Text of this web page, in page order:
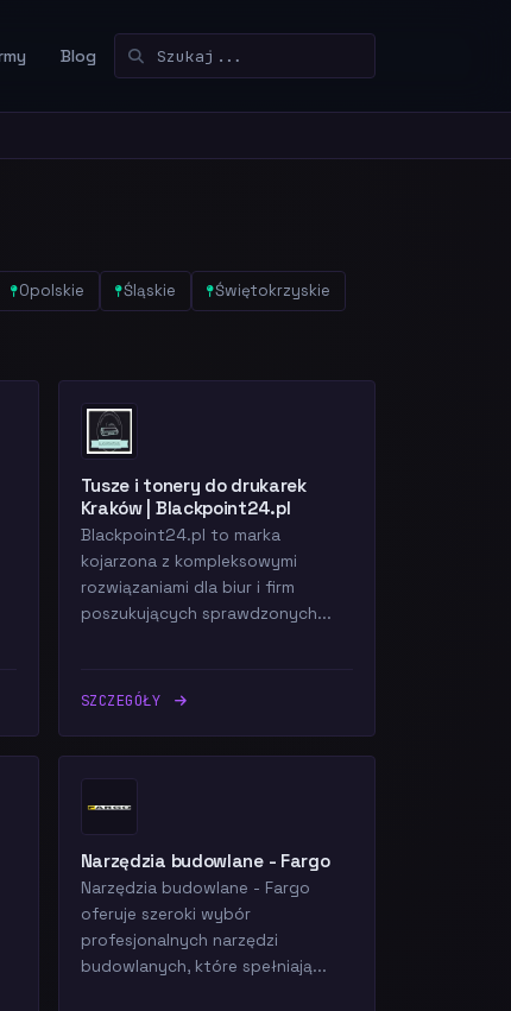
Blog
Opolskie Śląskie Świętokrzyskie
Tusze i tonery do drukarek
Kraków | Blackpoint24.pl
Blackpoint24.pl to marka
kojarzona z kompleksowymi
rozwiązaniami dla biur i firm
poszukujących sprawdzonych...
SZCZEGÓŁY
Narzędzia budowlane - Fargo
Narzędzia budowlane - Fargo
oferuje szeroki wybór
profesjonalnych narzędzi
budowlanych, które spełniają...